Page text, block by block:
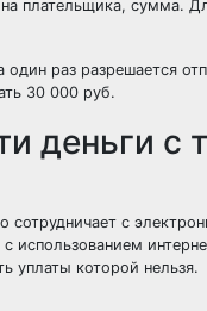
плательщика, сумма.
раз разрешается
30 000 руб.
деньги с
сотрудничает с
уплаты которой нельзя.